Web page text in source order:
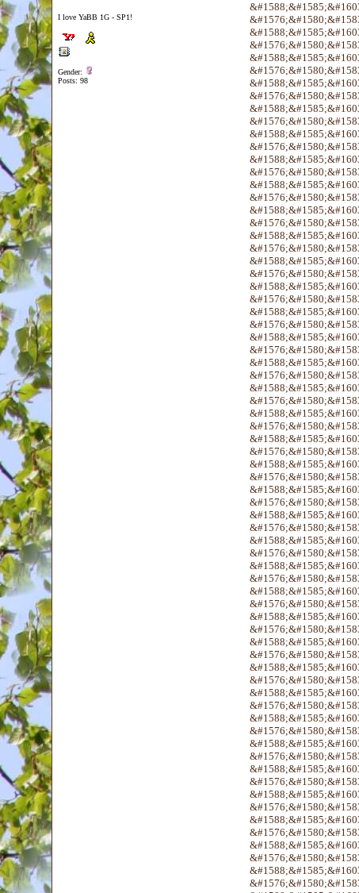
I love YaBB 1G - SP1!
Gender:
Posts: 98